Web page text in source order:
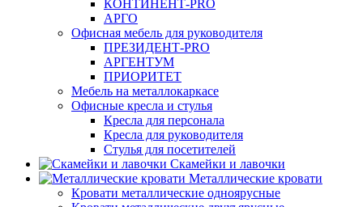
КОНТИНЕНТ-PRO
АРГО
Офисная мебель для руководителя
ПРЕЗИДЕНТ-PRO
АРГЕНТУМ
ПРИОРИТЕТ
Мебель на металлокаркасе
Офисные кресла и стулья
Кресла для персонала
Кресла для руководителя
Стулья для посетителей
Скамейки и лавочки
Металлические кровати
Кровати металлические одноярусные